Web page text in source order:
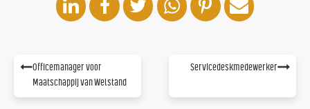
Officemanager voor
Maatschappij van Welstand
Servicedeskmedewerker